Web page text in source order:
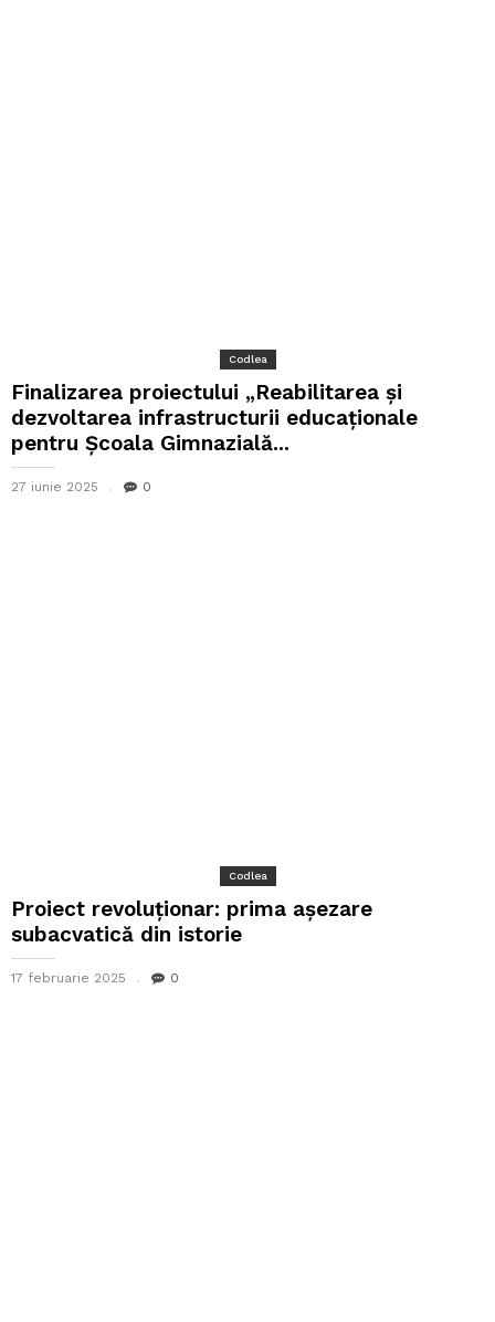
Codlea
Finalizarea proiectului „Reabilitarea și
dezvoltarea infrastructurii educaționale
pentru Școala Gimnazială...
27 iunie 2025 0
Codlea
Proiect revoluționar: prima așezare
subacvatică din istorie
17 februarie 2025 0